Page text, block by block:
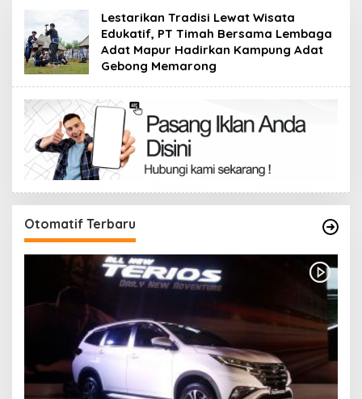
Menyimpulkan Adanya
Pencemaran
Lestarikan Tradisi Lewat Wisata
Edukatif, PT Timah Bersama Lembaga
Adat Mapur Hadirkan Kampung Adat
Gebong Memarong
Otomatif Terbaru